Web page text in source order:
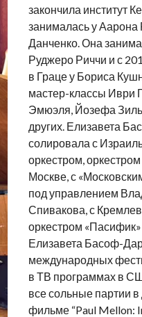
закончила институт
занималась у Аарона
Данченко. Она
Руджеро Риччи и с
в Граце у Бориса
мастер-классы Иври
Эмюэля, Йозефа
других. Елизавета
солировала с
оркестром,
Москве, с
под управлением
Спивакова, с
оркестром
Елизавета Басоф-
международных
в ТВ программах в
все сольные партии
фильме “Paul Mellon: